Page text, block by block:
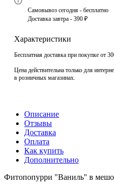
Самовывоз сегодня - бесплатно
Доставка завтра - 390 ₽
Характеристики
Бесплатная доставка при покупке от
Цена действительна только для
в розничных магазинах.
Описание
Отзывы
Доставка
Оплата
Как купить
Дополнительно
Фитопопурри "Ваниль" в